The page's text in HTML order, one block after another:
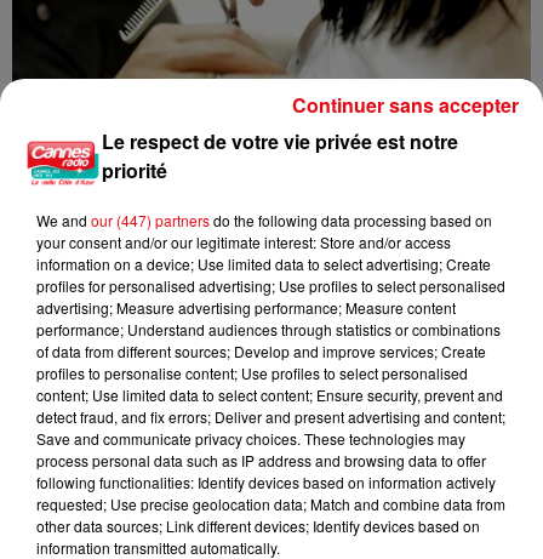
Nice : un salon de coiffure fermé après un contrôle
Le respect de votre vie privée est notre
priorité
We and our (447) partnersdo the following data processing based on
your consent and/or our legitimate interest: Store and/or access
information on a device; Use limited data to select advertising; Create
profiles for personalised advertising; Use profiles to select personalised
advertising; Measure advertising performance; Measure content
performance; Understand audiences through statistics or combinations
of data from different sources; Develop and improve services; Create
profiles to personalise content; Use profiles to select personalised
content; Use limited data to select content; Ensure security, prevent and
detect fraud, and fix errors; Deliver and present advertising and content;
Save and communicate privacy choices. These technologies may
process personal data such as IP address and browsing data to offer
following functionalities: Identify devices based on information actively
requested; Use precise geolocation data; Match and combine data from
other data sources; Link different devices; Identify devices based on
information transmitted automatically.
Continuer sans accepter